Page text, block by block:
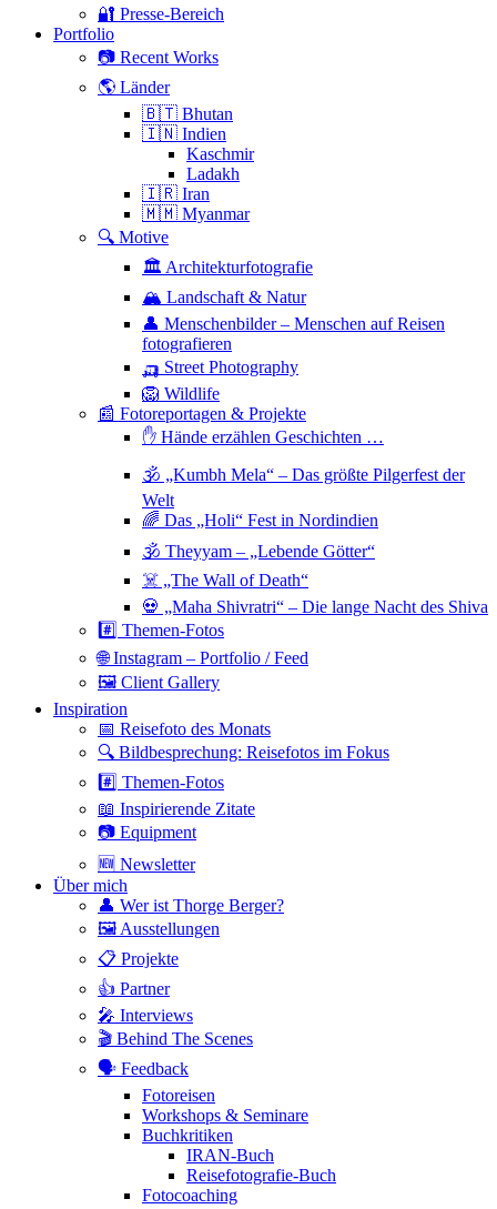
🔐 Presse-Bereich
Portfolio
📷 Recent Works
🌎 Länder
🇧🇹 Bhutan
🇮🇳 Indien
Kaschmir
Ladakh
🇮🇷 Iran
🇲🇲 Myanmar
🔍 Motive
🏛 Architekturfotografie
🏔 Landschaft & Natur
👤 Menschenbilder – Menschen auf Reisen
fotografieren
🛺 Street Photography
🦁 Wildlife
📰 Fotoreportagen & Projekte
✋ Hände erzählen Geschichten …
🕉 „Kumbh Mela“ – Das größte Pilgerfest der
Welt
🌈 Das „Holi“ Fest in Nordindien
🕉 Theyyam – „Lebende Götter“
☠️ „The Wall of Death“
💀 „Maha Shivratri“ – Die lange Nacht des Shiva
#️⃣ Themen-Fotos
🌐 Instagram – Portfolio / Feed
🖼 Client Gallery
Inspiration
📅 Reisefoto des Monats
🔍 Bildbesprechung: Reisefotos im Fokus
#️⃣ Themen-Fotos
📖 Inspirierende Zitate
📷 Equipment
🆕 Newsletter
Über mich
👤 Wer ist Thorge Berger?
🖼 Ausstellungen
📋 Projekte
👍 Partner
🎤 Interviews
🎬 Behind The Scenes
🗣 Feedback
Fotoreisen
Workshops & Seminare
Buchkritiken
IRAN-Buch
Reisefotografie-Buch
Fotocoaching